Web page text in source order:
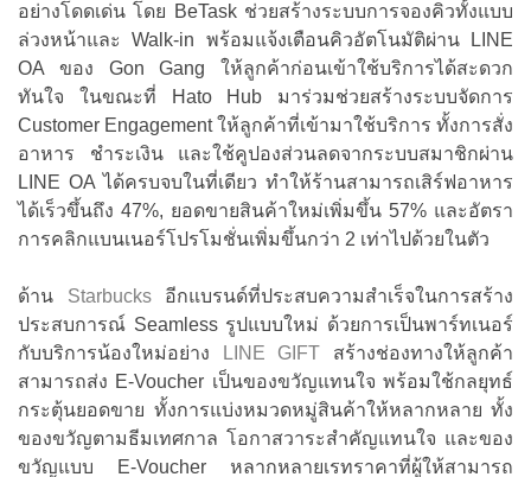
อย่างโดดเด่น โดย BeTask ช่วยสร้างระบบการจองคิวทั้งแบบ
ล่วงหน้าและ Walk-in พร้อมแจ้งเตือนคิวอัตโนมัติผ่าน LINE
OA ของ Gon Gang ให้ลูกค้าก่อนเข้าใช้บริการได้สะดวก
ทันใจ ในขณะที่ Hato Hub มาร่วมช่วยสร้างระบบจัดการ
Customer Engagement ให้ลูกค้าที่เข้ามาใช้บริการ ทั้งการสั่ง
อาหาร ชำระเงิน และใช้คูปองส่วนลดจากระบบสมาชิกผ่าน
LINE OA ได้ครบจบในที่เดียว ทำให้ร้านสามารถเสิร์ฟอาหาร
ได้เร็วขึ้นถึง 47%, ยอดขายสินค้าใหม่เพิ่มขึ้น 57% และอัตรา
การคลิกแบนเนอร์โปรโมชั่นเพิ่มขึ้นกว่า 2 เท่าไปด้วยในตัว
ด้าน Starbucksอีกแบรนด์ที่ประสบความสำเร็จในการสร้าง
ประสบการณ์ Seamless รูปแบบใหม่ ด้วยการเป็นพาร์ทเนอร์
กับบริการน้องใหม่อย่าง
LINE GIFT สร้างช่องทางให้ลูกค้า
สามารถส่ง E-Voucher เป็นของขวัญแทนใจ พร้อมใช้กลยุทธ์
กระตุ้นยอดขาย ทั้งการแบ่งหมวดหมู่สินค้าให้หลากหลาย ทั้ง
ของขวัญตามธีมเทศกาล โอกาสวาระสำคัญแทนใจ และของ
ขวัญแบบ E-Voucher หลากหลายเรทราคาที่ผู้ให้สามารถ